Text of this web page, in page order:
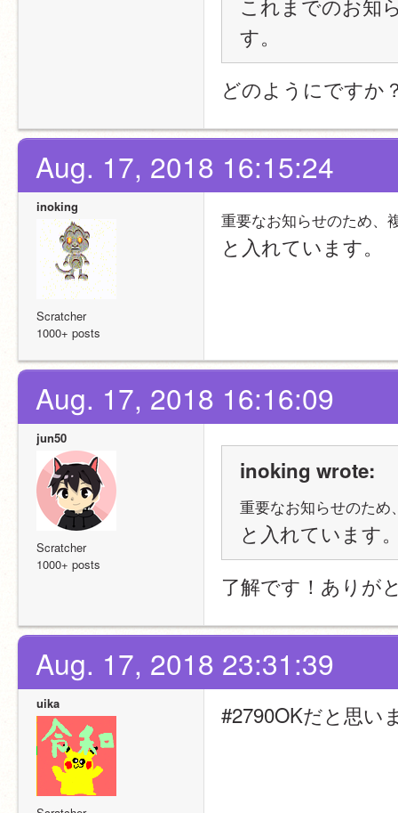
す。
どのようにですか
Aug. 17, 2018 16:15:24
inoking
Scratcher
1000+ posts
重要なお知らせのため、
と入れています。
Aug. 17, 2018 16:16:09
jun50
Scratcher
1000+ posts
inoking wrote:
重要なお知らせのた
と入れています
了解です！ありが
Aug. 17, 2018 23:31:39
uika #2790OKだと思い